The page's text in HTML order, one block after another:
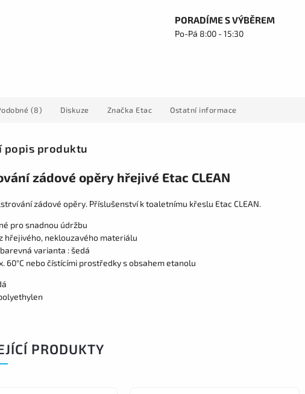
PORADÍME S VÝBĚREM
Po-Pá 8:00 - 15:30
(8) Diskuze Značka Etac Ostatní informace
popis produktu
zádové opěry hřejivé Etac CLEAN
zádové opěry. Příslušenství k toaletnímu křeslu Etac CLEAN.
pro snadnou údržbu
hřejivého, neklouzavého materiálu
varianta : šedá
60°C nebo čístícími prostředky s obsahem etanolu
PRODUKTY